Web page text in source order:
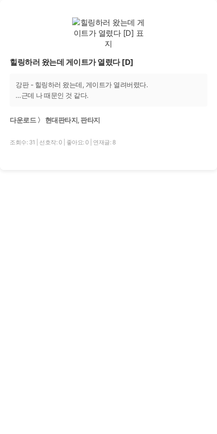
힐링하러 왔는데 게이트가 열렸다 [D]
강판 - 힐링하러 왔는데, 게이트가 열려버렸다.
…근데 나 때문인 것 같다.
다운로드 〉 현대판타지, 판타지
조회수: 31 선호작: 0 좋아요: 0 연재글: 8